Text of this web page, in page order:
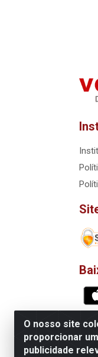
O nosso site
proporcionar
publicidade